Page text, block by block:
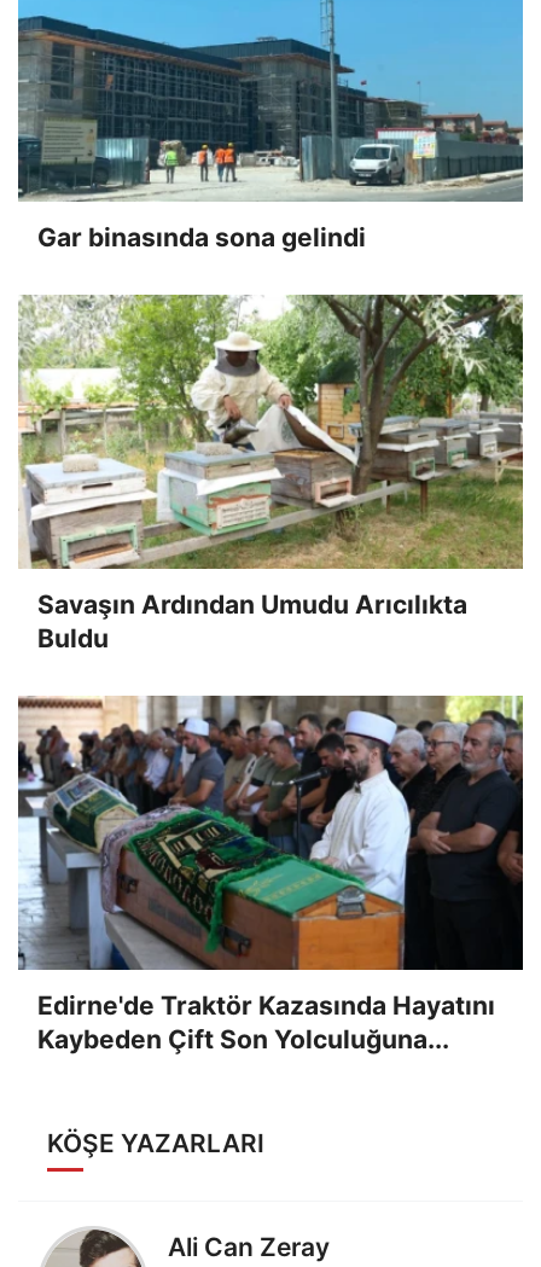
Gar binasında sona gelindi
Savaşın Ardından Umudu Arıcılıkta
Buldu
Edirne'de Traktör Kazasında Hayatını
Kaybeden Çift Son Yolculuğuna...
KÖŞE YAZARLARI
Ali Can Zeray